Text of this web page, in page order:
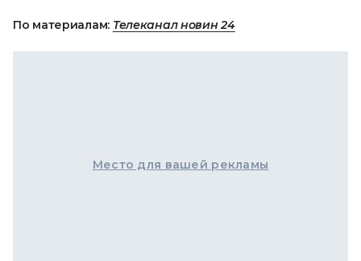
По материалам: Телеканал новин 24
Место для вашей рекламы